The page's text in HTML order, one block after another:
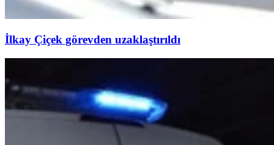
İlkay Çiçek görevden uzaklaştırıldı